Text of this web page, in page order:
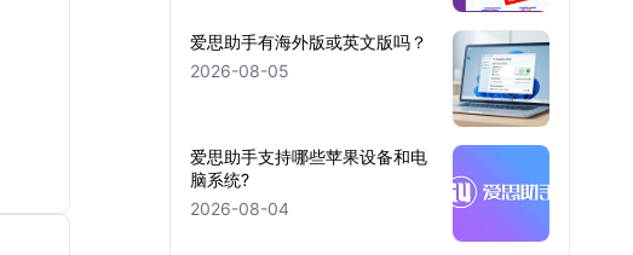
爱思助手有海外版或英文版吗？
2026-08-05
爱思助手支持哪些苹果设备和电
脑系统?
2026-08-04